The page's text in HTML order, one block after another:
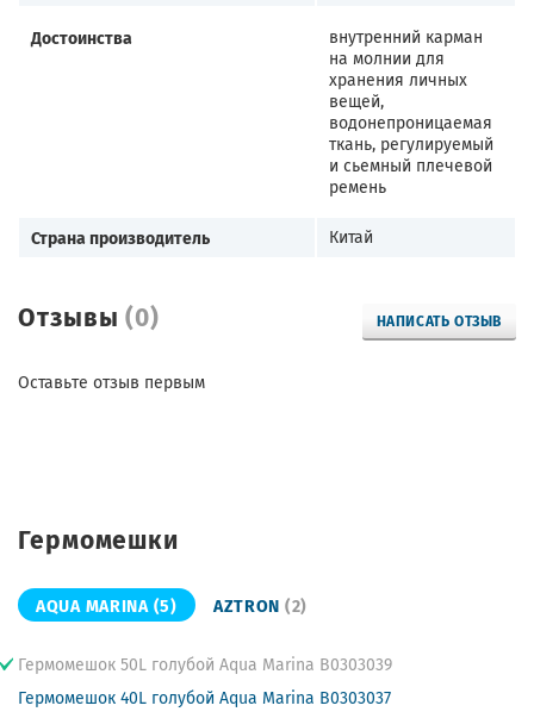
Отзывы(0) НАПИСАТЬ ОТЗЫВ
Оставьте отзыв первым
Достоинства
внутренний карман
на молнии для
хранения личных
вещей,
водонепроницаемая
ткань, регулируемый
и сьемный плечевой
ремень
Страна производитель Китай
Гермомешки
AQUA MARINA(5) AZTRON (2)
Гермомешок 50L голубой Aqua Marina B0303039
Гермомешок 40L голубой Aqua Marina B0303037